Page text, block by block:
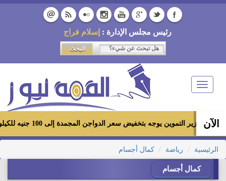
رئيس مجلس الإدارة : إسلام فراج
Toggle
navigation
الآن
وزير التموين يوجه بتخفيض سعر الدواجن المجمدة إلى 100 جنيه للكيلو بالمجمعات الاستهلاكية ومعارض «أهلاً رمضان»
الرئيسية رياضة كمال أجسام
كمال أجسام